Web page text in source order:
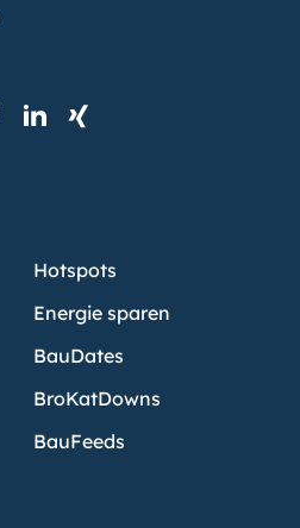
Hotspots
Energie sparen
BauDates
BroKatDowns
BauFeeds